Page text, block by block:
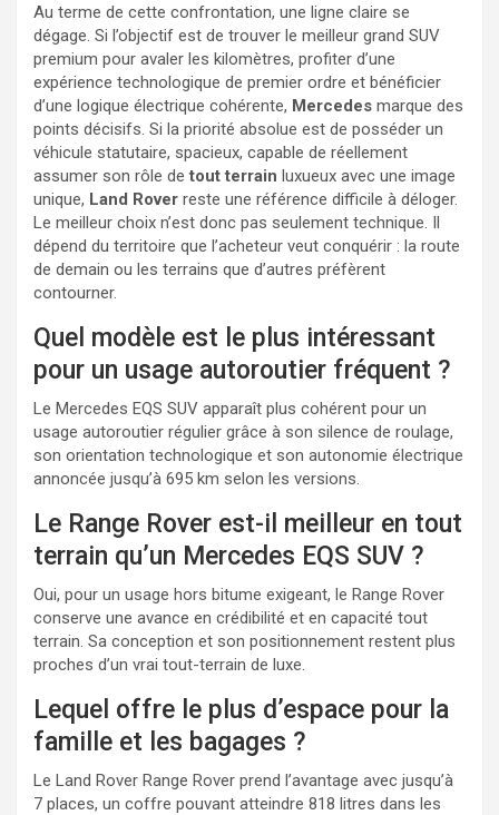
Au terme de cette confrontation, une ligne claire se
dégage. Si l’objectif est de trouver le meilleur grand SUV
premium pour avaler les kilomètres, profiter d’une
expérience technologique de premier ordre et bénéficier
d’une logique électrique cohérente, Mercedes marque des
points décisifs. Si la priorité absolue est de posséder un
véhicule statutaire, spacieux, capable de réellement
assumer son rôle detout terrain luxueux avec une image
unique, Land Rover reste une référence difficile à déloger.
Le meilleur choix n’est donc pas seulement technique. Il
dépend du territoire que l’acheteur veut conquérir : la route
de demain ou les terrains que d’autres préfèrent
contourner.
Quel modèle est le plus intéressant
pour un usage autoroutier fréquent ?
Le Mercedes EQS SUV apparaît plus cohérent pour un
usage autoroutier régulier grâce à son silence de roulage,
son orientation technologique et son autonomie électrique
annoncée jusqu’à 695 km selon les versions.
Le Range Rover est-il meilleur en tout
terrain qu’un Mercedes EQS SUV ?
Oui, pour un usage hors bitume exigeant, le Range Rover
conserve une avance en crédibilité et en capacité tout
terrain. Sa conception et son positionnement restent plus
proches d’un vrai tout-terrain de luxe.
Lequel offre le plus d’espace pour la
famille et les bagages ?
Le Land Rover Range Rover prend l’avantage avec jusqu’à
7 places, un coffre pouvant atteindre 818 litres dans les